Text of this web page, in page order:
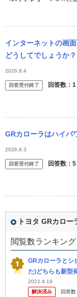
インターネットの画
どうしてでしょうか
は公表されています
で、GR...
2026.8.4
回答受付終了 回答数： 1
GRカローラはハイパ
2026.8.3
回答受付終了 回答数： 5
トヨタ GRカロ
閲覧数ランキング
GRカローラとシ
た)どちらも新型
購入するなら後
と...
2022.4.19
解決済み
回答数